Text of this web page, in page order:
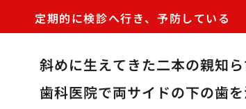
定期的に検診へ行き、予防している
斜めに生えてきた二本の親知
歯科医院で両サイドの下の歯